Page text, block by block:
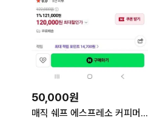
50,000원
매직 쉐프 에스프레소 커피머신기